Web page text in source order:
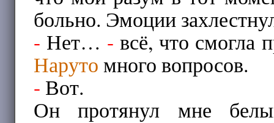
больно. Эмоции
- Нет… - всё, что смогла
Нарутомного вопросов.
- Вот.
Он протянул мне